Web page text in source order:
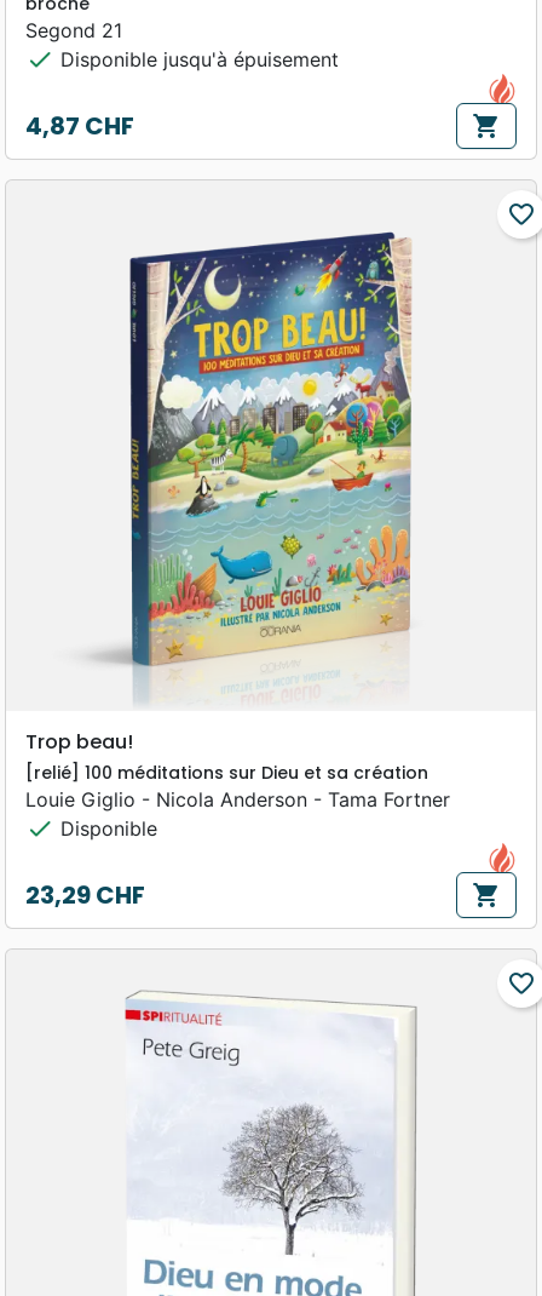
Segond 21
check Disponible jusqu'à épuisement
Prix
4,87 CHF shopping_cart
favorite_border
Trop beau!
[relié] 100 méditations sur Dieu et sa création
Louie Giglio - Nicola Anderson - Tama Fortner
check Disponible
Prix
23,29 CHF shopping_cart
favorite_border